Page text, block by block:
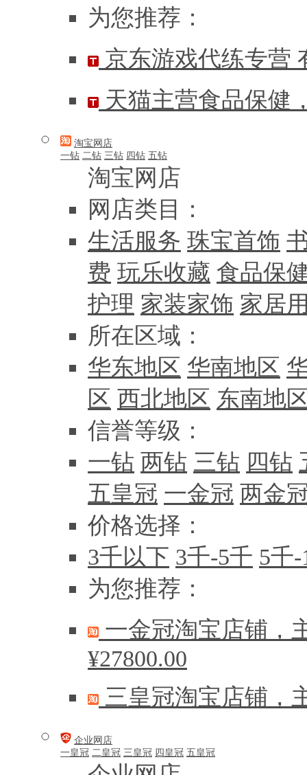
为您推荐：
京东游戏代练专营
天猫主营食品保健
淘宝网店
一钻 二钻 三钻 四钻 五钻
淘宝网店
网店类目：
生活服务 珠宝首饰
费 玩乐收藏 食品保
护理 家装家饰 家居
所在区域：
华东地区 华南地区
区 西北地区 东南地
信誉等级：
一钻 两钻 三钻 四钻
五皇冠 一金冠 两金
价格选择：
3千以下 3千-5千 5千
为您推荐：
一金冠淘宝店铺，
¥27800.00
三皇冠淘宝店铺，
企业网店
一皇冠 二皇冠 三皇冠 四皇冠 五皇冠